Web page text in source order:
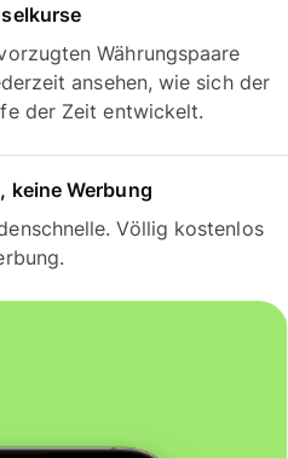
Währungspaare
ansehen, wie sich der
der Zeit entwickelt.
keine Werbung
Völlig kostenlos